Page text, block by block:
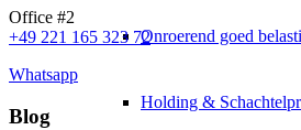
Onroerend goed
Holding &
Office #2
+49 221 165 323 72
Whatsapp
Blog